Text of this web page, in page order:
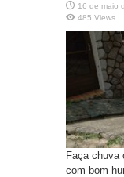
16 de maio
485 Views
Faça chuva
com bom